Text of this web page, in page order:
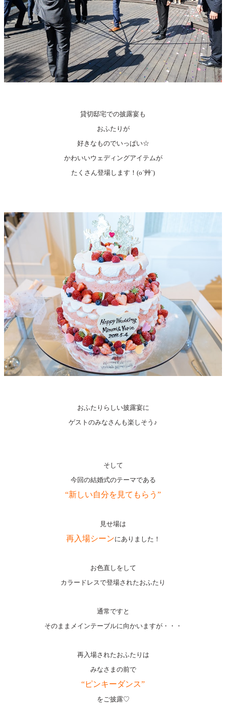
貸切邸宅での披露宴も
おふたりが
好きなものでいっぱい☆
かわいいウェディングアイテムが
たくさん登場します！(o´艸`)
おふたりらしい披露宴に
ゲストのみなさんも楽しそう♪
そして
今回の結婚式のテーマである
“新しい自分を見てもらう”
見せ場は
再入場シーンにありました！
お色直しをして
カラードレスで登場されたおふたり
通常ですと
そのままメインテーブルに向かいますが・・・
再入場されたおふたりは
みなさまの前で
“ピンキーダンス”
をご披露♡